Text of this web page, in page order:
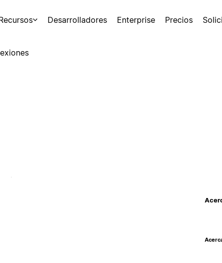
Desarrolladores Enterprise Precios